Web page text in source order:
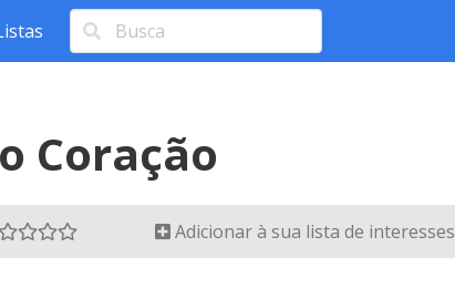
Coração
Adicionar à sua lista de interesses